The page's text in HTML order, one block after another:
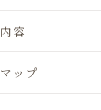
容
ップ